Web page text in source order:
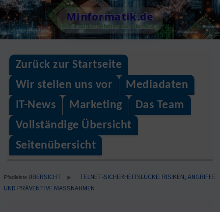
Skip
to
content
Minformatik.de
Medienunternehmen aus Hamburg
Zurück zur Startseite
Wir stellen uns vor
Mediadaten
IT-News
Marketing
Das Team
Vollständige Übersicht
Seitenübersicht
Pfadleiste ÜBERSICHT ▶
TELNET-SICHERHEITSLÜCKE: RISIKEN, ANGRIFFE
UND PRÄVENTIVE MASSNAHMEN